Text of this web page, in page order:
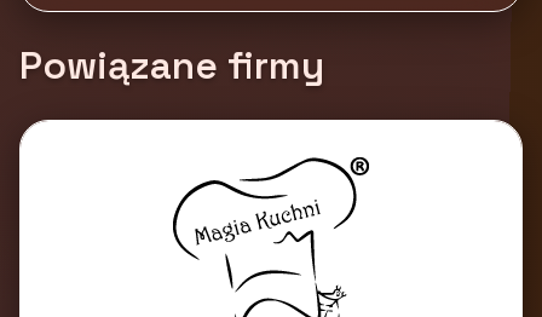
Powiązane firmy